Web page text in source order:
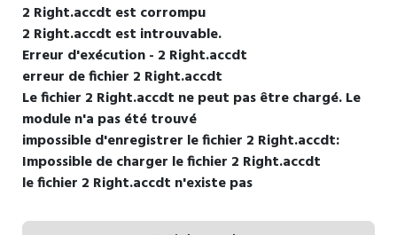
2 Right.accdt est corrompu
2 Right.accdt est introuvable.
Erreur d'exécution - 2 Right.accdt
erreur de fichier 2 Right.accdt
Le fichier 2 Right.accdt ne peut pas être chargé. Le
module n'a pas été trouvé
impossible d'enregistrer le fichier 2 Right.accdt:
Impossible de charger le fichier 2 Right.accdt
le fichier 2 Right.accdt n'existe pas